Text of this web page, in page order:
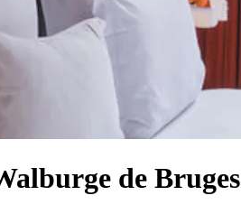
de Bruges